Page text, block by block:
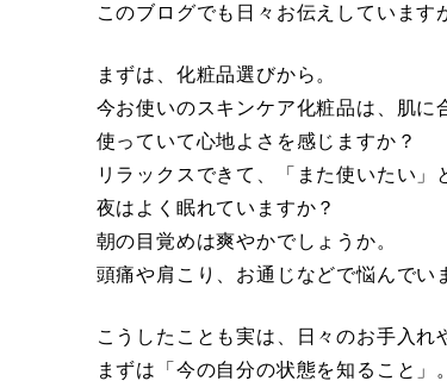
このブログでも日々お伝えしています
まずは、化粧品選びから。
今お使いのスキンケア化粧品は、肌に
使っていて心地よさを感じますか？
リラックスできて、「また使いたい」
夜はよく眠れていますか？
朝の目覚めは爽やかでしょうか。
頭痛や肩こり、お通じなどで悩んでい
こうしたことも実は、日々のお手入れ
まずは「今の自分の状態を知ること」。